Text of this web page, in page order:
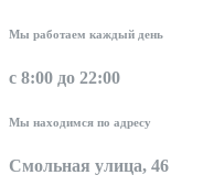
Мы работаем каждый день
с 8:00 до 22:00
Мы находимся по адресу
Смольная улица, 46